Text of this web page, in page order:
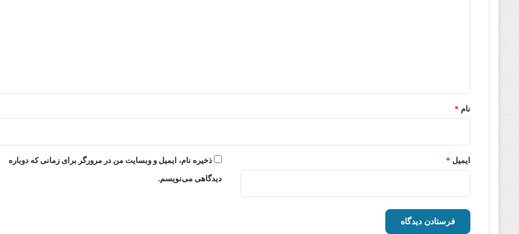
نام *
ایمیل *
ذخیره نام، ایمیل و وبسایت من در مرورگر برای زمانی که دوباره
دیدگاهی می‌نویسم.